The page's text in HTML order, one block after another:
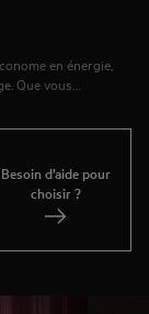
en énergie,
Que vous
Besoin d’aide pour
choisir ?